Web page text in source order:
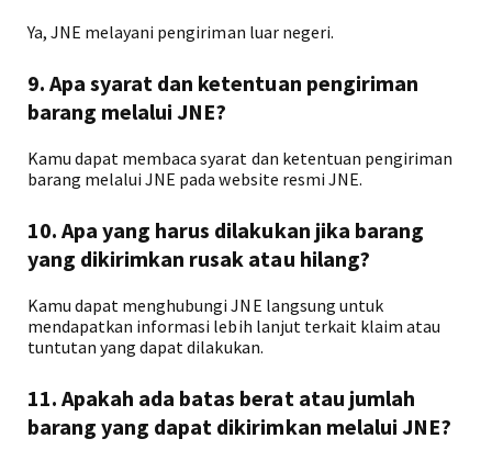
Ya, JNE melayani pengiriman luar negeri.
9. Apa syarat dan ketentuan pengiriman
barang melalui JNE?
Kamu dapat membaca syarat dan ketentuan pengiriman
barang melalui JNE pada website resmi JNE.
10. Apa yang harus dilakukan jika barang
yang dikirimkan rusak atau hilang?
Kamu dapat menghubungi JNE langsung untuk
mendapatkan informasi lebih lanjut terkait klaim atau
tuntutan yang dapat dilakukan.
11. Apakah ada batas berat atau jumlah
barang yang dapat dikirimkan melalui JNE?